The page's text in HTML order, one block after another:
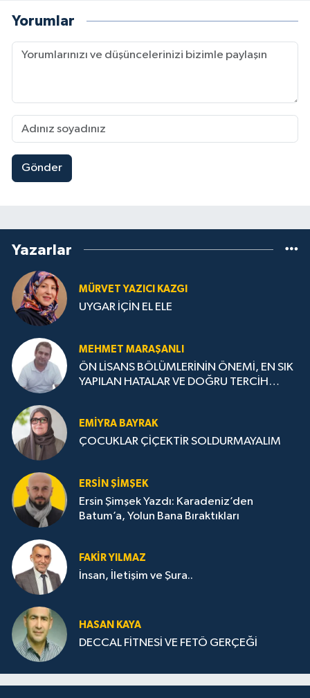
Yorumlar
Gönder
Yazarlar
MÜRVET YAZICI KAZGI
UYGAR İÇİN EL ELE
MEHMET MARAŞANLI
ÖN LİSANS BÖLÜMLERİNİN ÖNEMİ, EN SIK
YAPILAN HATALAR VE DOĞRU TERCİH
EMIYRA BAYRAK
ÇOCUKLAR ÇİÇEKTİR SOLDURMAYALIM
ERSIN ŞIMŞEK
Ersin Şimşek Yazdı: Karadeniz’den
Batum’a, Yolun Bana Bıraktıkları
FAKIR YILMAZ
İnsan, İletişim ve Şura..
HASAN KAYA
DECCAL FİTNESİ VE FETÖ GERÇEĞİ